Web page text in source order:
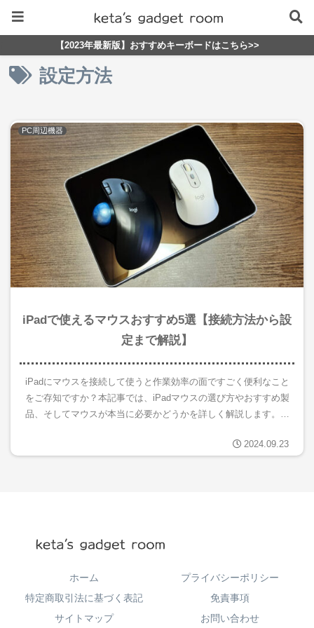
【2023年最新版】おすすめキーボードはこちら>>
設定方法
PC周辺機器
iPadで使えるマウスおすすめ5選【接続方法から設
定まで解説】
iPadにマウスを接続して使うと作業効率の面ですごく便利なこと
をご存知ですか？本記事では、iPadマウスの選び方やおすすめ製
品、そしてマウスが本当に必要かどうかを詳しく解説します。さ
2024.09.23
ホーム
プライバシーポリシー
特定商取引法に基づく表記
免責事項
サイトマップ
お問い合わせ